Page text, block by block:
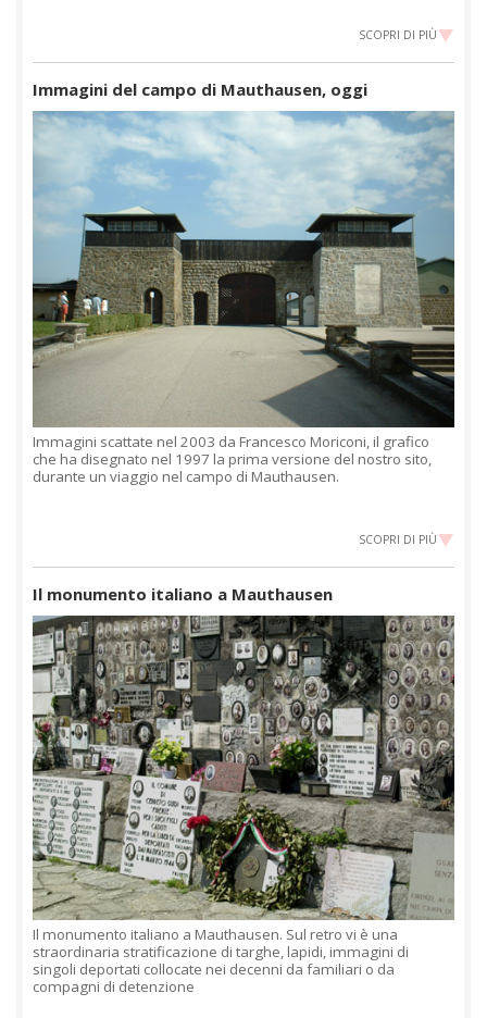
SCOPRI DI PIÙ
Immagini del campo di Mauthausen, oggi
Immagini scattate nel 2003 da Francesco Moriconi, il grafico
che ha disegnato nel 1997 la prima versione del nostro sito,
durante un viaggio nel campo di Mauthausen.
SCOPRI DI PIÙ
Il monumento italiano a Mauthausen
Il monumento italiano a Mauthausen. Sul retro vi è una
straordinaria stratificazione di targhe, lapidi, immagini di
singoli deportati collocate nei decenni da familiari o da
compagni di detenzione